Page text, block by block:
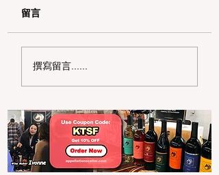
2026 硅谷商务社交新
致餐饮与商务宴请清单
留言
撰寫留言......